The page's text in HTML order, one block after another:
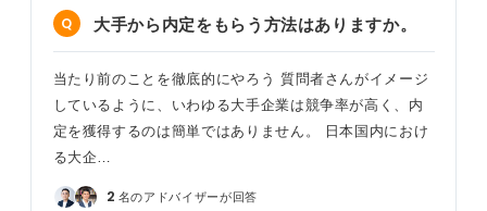
大手から内定をもらう方法はありますか。
当たり前のことを徹底的にやろう 質問者さんがイメージ
しているように、いわゆる大手企業は競争率が高く、内
定を獲得するのは簡単ではありません。 日本国内におけ
る大企…
2 名のアドバイザーが回答